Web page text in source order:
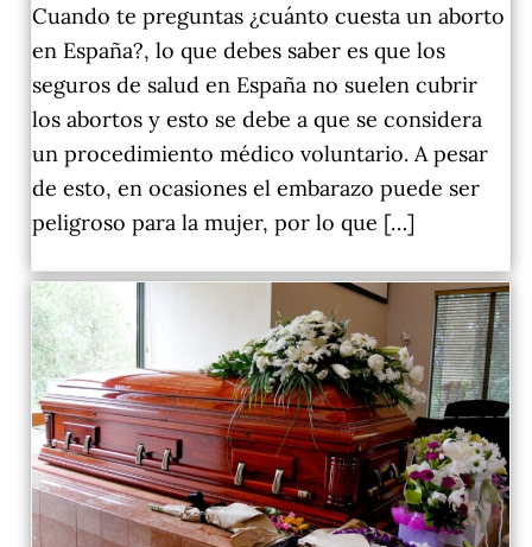
Cuando te preguntas ¿cuánto cuesta un aborto
en España?, lo que debes saber es que los
seguros de salud en España no suelen cubrir
los abortos y esto se debe a que se considera
un procedimiento médico voluntario. A pesar
de esto, en ocasiones el embarazo puede ser
peligroso para la mujer, por lo que […]